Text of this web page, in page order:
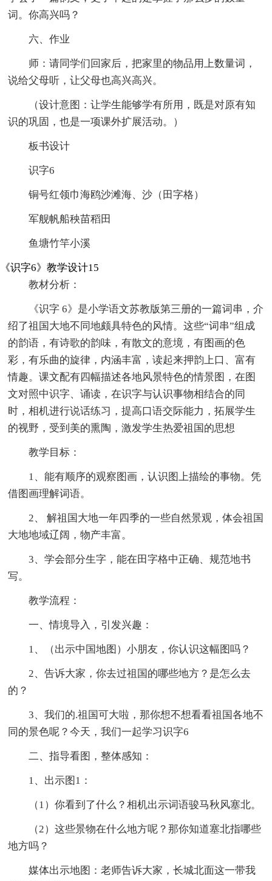
词。你高兴吗？
六、作业
师：请同学们回家后，把家里的物品用上数量词，
说给父母听，让父母也高兴高兴。
（设计意图：让学生能够学有所用，既是对原有知
识的巩固，也是一项课外扩展活动。）
板书设计
识字6
铜号红领巾海鸥沙滩海、沙（田字格）
军舰帆船秧苗稻田
鱼塘竹竿小溪
《识字6》教学设计15
教材分析：
《识字 6》是小学语文苏教版第三册的一篇词串，介
绍了祖国大地不同地颇具特色的风情。这些“词串”组成
的韵语，有诗歌的韵味，有散文的意境，有图画的色
彩，有乐曲的旋律，内涵丰富，读起来押韵上口、富有
情趣。课文配有四幅描述各地风景特色的情景图，在图
文对照中识字、诵读，在识字与认识事物相结合的同
时，相机进行说话练习，提高口语交际能力，拓展学生
的视野，受到美的熏陶，激发学生热爱祖国的思想
教学目标：
1、能有顺序的观察图画，认识图上描绘的事物。凭
借图画理解词语。
2、 解祖国大地一年四季的一些自然景观，体会祖国
大地地域辽阔，物产丰富。
3、学会部分生字，能在田字格中正确、规范地书
写。
教学流程：
一、情境导入，引发兴趣：
1、（出示中国地图）小朋友，你认识这幅图吗？
2、告诉大家，你去过祖国的哪些地方？是怎么去
的？
3、我们的.祖国可大啦，那你想不想看看祖国各地不
同的景色呢？今天，我们一起学习识字6
二、指导看图，整体感知：
1、出示图1：
（1）你看到了什么？相机出示词语骏马秋风塞北。
（2）这些景物在什么地方呢？那你知道塞北指哪些
地方吗？
媒体出示地图：老师告诉大家，长城北面这一带我